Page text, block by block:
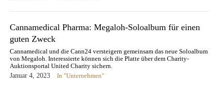
Cannamedical Pharma: Megaloh-Soloalbum für einen
guten Zweck
Cannamedical und die Cann24 versteigern gemeinsam das neue Soloalbum
von Megaloh. Interessierte können sich die Platte über dem Charity-
Auktionsportal United Charity sichern.
Januar 4, 2023
In "Unternehmen"